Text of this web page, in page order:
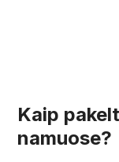
Kaip
namuose?